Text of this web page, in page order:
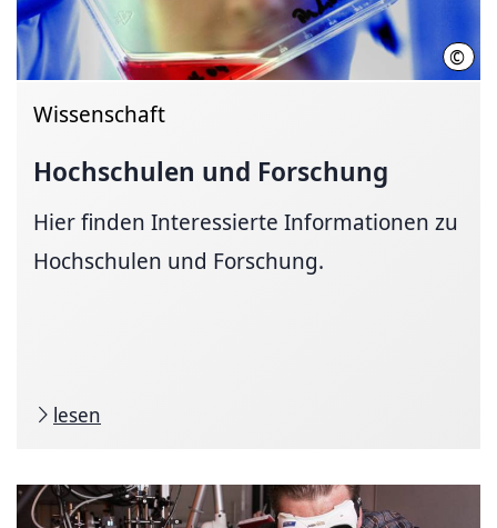
©
Wissenschaft
Hochschulen und Forschung
Hier finden Interessierte Informationen zu
Hochschulen und Forschung.
lesen